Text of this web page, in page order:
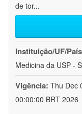
de tor...
Instituição/UF/
Medicina da USP -
Vigência: Thu Dec
00:00:00 BRT 2026